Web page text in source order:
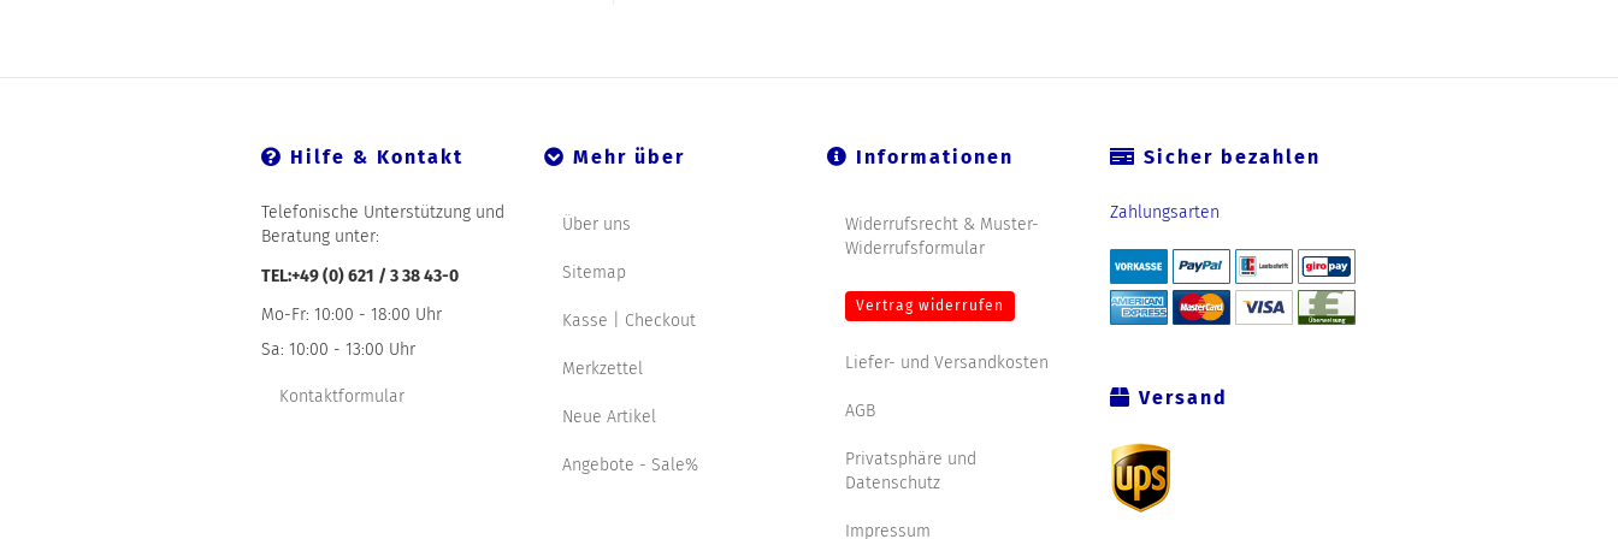
Hilfe & Kontakt
Telefonische Unterstützung und
Beratung unter:
TEL:+49 (0) 621 / 3 38 43-0
Mo-Fr: 10:00 - 18:00 Uhr
Sa: 10:00 - 13:00 Uhr
Kontaktformular
Mehr über
Über uns
Sitemap
Kasse | Checkout
Merkzettel
Neue Artikel
Angebote - Sale%
Informationen
Widerrufsrecht & Muster-
Widerrufsformular
Vertrag widerrufen
Liefer- und Versandkosten
AGB
Privatsphäre und
Datenschutz
Impressum
Sicher bezahlen
Zahlungsarten
Versand